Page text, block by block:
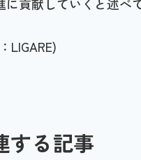
に貢献していくと述べ
LIGARE)
する記事